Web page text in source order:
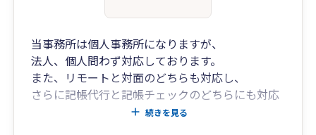
当事務所は個人事務所になりますが、
法人、個人問わず対応しております。
また、リモートと対面のどちらも対応し、
さらに記帳代行と記帳チェックのどちらにも対応
する柔軟な事務所になっております。
続きを見る